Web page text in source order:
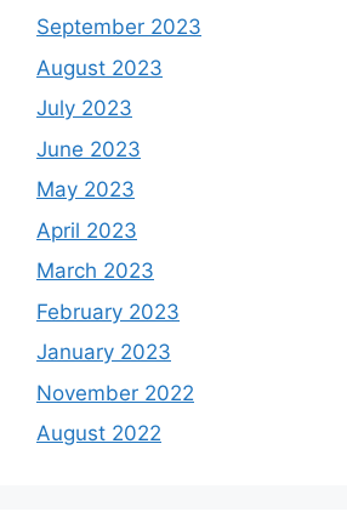
September 2023
August 2023
July 2023
June 2023
May 2023
April 2023
March 2023
February 2023
January 2023
November 2022
August 2022